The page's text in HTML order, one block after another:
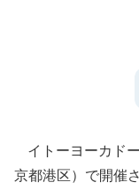
イトーヨーカド
京都港区）で開催